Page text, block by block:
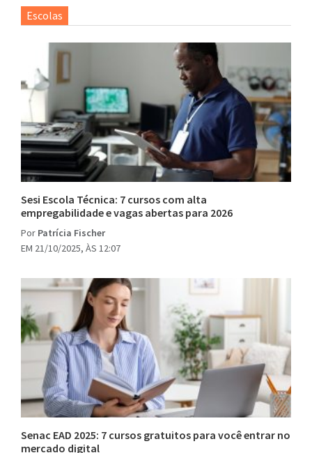
Escolas
Sesi Escola Técnica: 7 cursos com alta
empregabilidade e vagas abertas para 2026
Por Patrícia Fischer
EM 21/10/2025, ÀS 12:07
Senac EAD 2025: 7 cursos gratuitos para você entrar no
mercado digital